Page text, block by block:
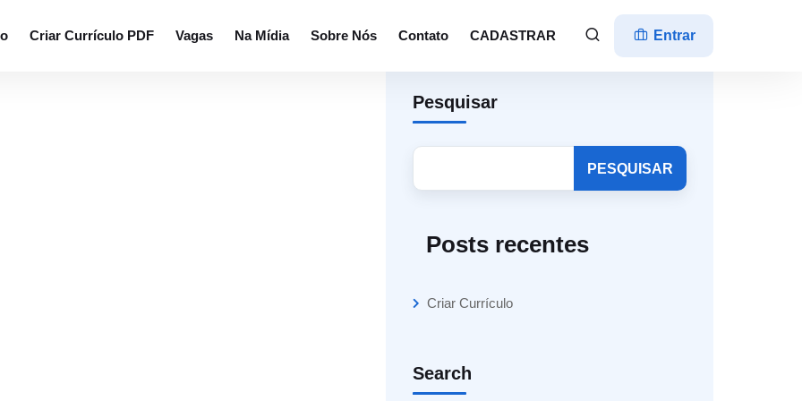
Entrar
Criar Currículo PDF Vagas Na Mídia Sobre Nós Contato CADASTRAR
Pesquisar
PESQUISAR
Posts recentes
Criar Currículo
Search